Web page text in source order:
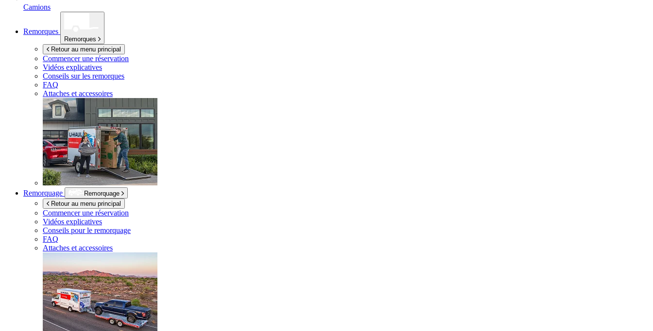
Camions
Remorques
Remorques
Retour au menu principal
Commencer une réservation
Vidéos explicatives
Conseils sur les remorques
FAQ
Attaches et accessoires
Remorquage
Remorquage
Retour au menu principal
Commencer une réservation
Vidéos explicatives
Conseils pour le remorquage
FAQ
Attaches et accessoires